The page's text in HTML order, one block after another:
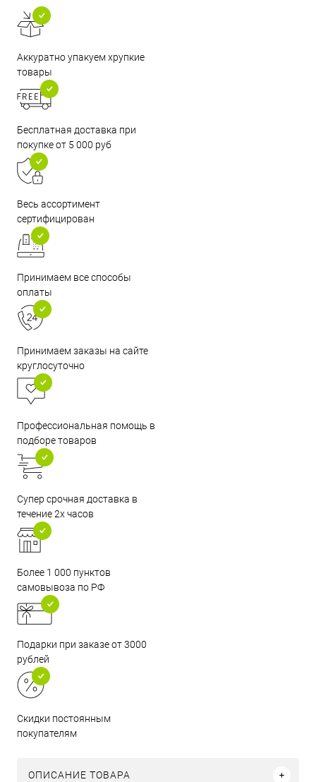
Аккуратно упакуем хрупкие
товары
Бесплатная доставка при
покупке от 5 000 руб
Весь ассортимент
сертифицирован
Принимаем все способы
оплаты
Принимаем заказы на сайте
круглосуточно
Профессиональная помощь в
подборе товаров
Супер срочная доставка в
течение 2х часов
Более 1 000 пунктов
самовывоза по РФ
Подарки при заказе от 3000
рублей
Скидки постоянным
покупателям
ОПИСАНИЕ ТОВАРА